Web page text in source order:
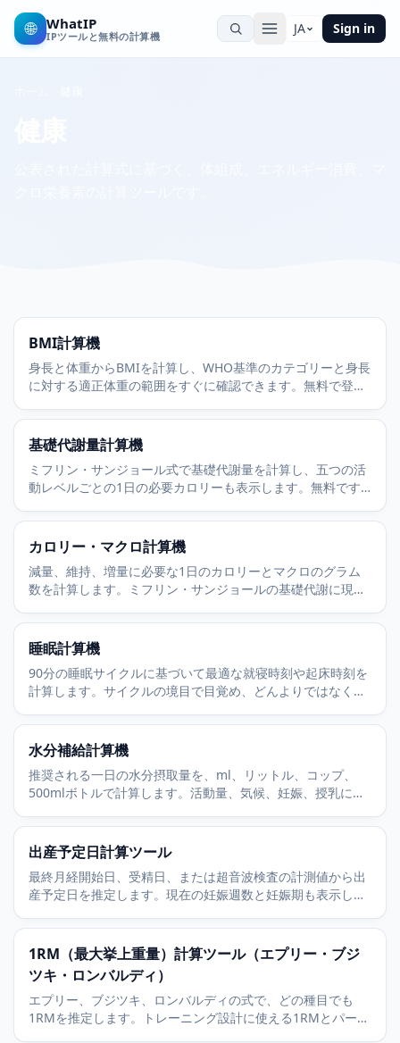
🌐 WhatIP
IPツールと無料の計算機 JA Sign in
BMI計算機
身長と体重からBMIを計算し、WHO基準のカテゴリーと身長
に対する適正体重の範囲をすぐに確認できます。無料で登録
基礎代謝量計算機
ミフリン・サンジョール式で基礎代謝量を計算し、五つの活
動レベルごとの1日の必要カロリーも表示します。無料です
カロリー・マクロ計算機
減量、維持、増量に必要な1日のカロリーとマクロのグラム
数を計算します。ミフリン・サンジョールの基礎代謝に現実
睡眠計算機
90分の睡眠サイクルに基づいて最適な就寝時刻や起床時刻を
計算します。サイクルの境目で目覚め、どんよりではなくす
水分補給計算機
推奨される一日の水分摂取量を、ml、リットル、コップ、
500mlボトルで計算します。活動量、気候、妊娠、授乳に合
出産予定日計算ツール
最終月経開始日、受精日、または超音波検査の計測値から出
産予定日を推定します。現在の妊娠週数と妊娠期も表示しま
1RM（最大挙上重量）計算ツール（エプリー・ブジ
ツキ・ロンバルディ）
エプリー、ブジツキ、ロンバルディの式で、どの種目でも
1RMを推定します。トレーニング設計に使える1RMとパーセ